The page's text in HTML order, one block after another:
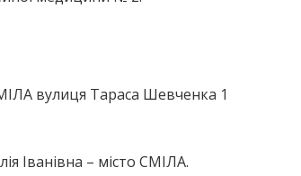
вулиця Тараса Шевченка 1
Іванівна – місто СМІЛА.